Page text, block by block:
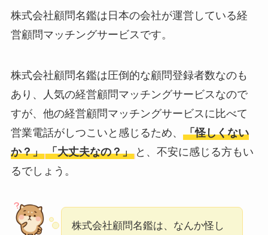
【怪しい？】セルプ
ロモート株式会社の
【怪しい？】TikTok
Liteの口コミ・評判
実際どう？
ユリカコーポレーシ
いって本当？
株式会社顧問名鑑は日本の会社が運営している経
営顧問マッチングサービスです。
株式会社顧問名鑑は圧倒的な顧問登録者数なのも
あり、人気の経営顧問マッチングサービスなので
すが、他の経営顧問マッチングサービスに比べて
営業電話がしつこいと感じるため、 「怪しくない
か？」 「大丈夫なの？」 と、不安に感じる方もい
るでしょう。
株式会社顧問名鑑は、なんか怪し